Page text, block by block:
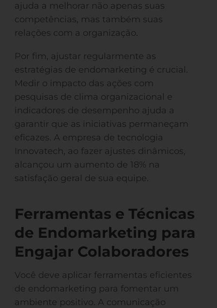
ajuda a melhorar não apenas suas
competências, mas também suas
relações com a organização.
Por fim, ajustar regularmente as
estratégias de endomarketing é crucial.
Medir o impacto das ações com
pesquisas de clima organizacional e
indicadores de desempenho ajuda a
garantir que as iniciativas permaneçam
eficazes. A empresa de tecnologia
Innovatech, ao fazer ajustes dinâmicos,
alcançou um aumento de 18% na
satisfação geral de sua equipe.
Ferramentas e Técnicas
de Endomarketing para
Engajar Colaboradores
Você deve aplicar ferramentas eficientes
de endomarketing para fomentar um
ambiente positivo. A comunicação